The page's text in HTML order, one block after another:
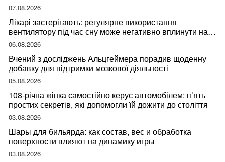
07.08.2026
Лікарі застерігають: регулярне використання
вентилятору під час сну може негативно вплинути на
ваше здоров’я
06.08.2026
Вчений з досліджень Альцгеймера порадив щоденну
добавку для підтримки мозкової діяльності
05.08.2026
108-річна жінка самостійно керує автомобілем: п’ять
простих секретів, які допомогли їй дожити до століття
03.08.2026
Шары для бильярда: как состав, вес и обработка
поверхности влияют на динамику игры
03.08.2026